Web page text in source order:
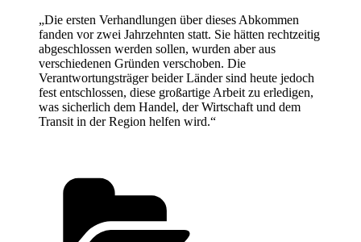
„Die ersten Verhandlungen über dieses Abkommen
fanden vor zwei Jahrzehnten statt. Sie hätten rechtzeitig
abgeschlossen werden sollen, wurden aber aus
verschiedenen Gründen verschoben. Die
Verantwortungsträger beider Länder sind heute jedoch
fest entschlossen, diese großartige Arbeit zu erledigen,
was sicherlich dem Handel, der Wirtschaft und dem
Transit in der Region helfen wird.“